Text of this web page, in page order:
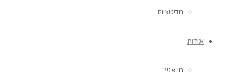
מדיטציות
אודות
מי אני?